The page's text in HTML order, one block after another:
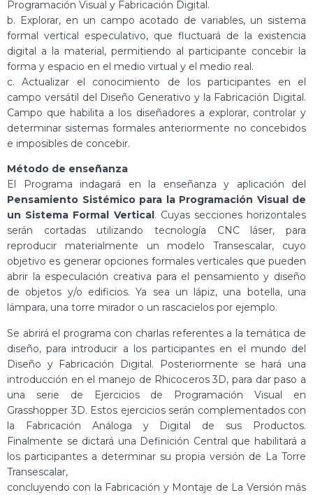
Programación Visual y Fabricación Digital.
b. Explorar, en un campo acotado de variables, un sistema
formal vertical especulativo, que fluctuará de la existencia
digital a la material, permitiendo al participante concebir la
forma y espacio en el medio virtual y el medio real.
c. Actualizar el conocimiento de los participantes en el
campo versátil del Diseño Generativo y la Fabricación Digital.
Campo que habilita a los diseñadores a explorar, controlar y
determinar sistemas formales anteriormente no concebidos
e imposibles de concebir.
Método de enseñanza
El Programa indagará en la enseñanza y aplicación del
Pensamiento Sistémico para la Programación Visual de
un Sistema Formal Vertical . Cuyas secciones horizontales
serán cortadas utilizando tecnología CNC láser, para
reproducir materialmente un modelo Transescalar, cuyo
objetivo es generar opciones formales verticales que pueden
abrir la especulación creativa para el pensamiento y diseño
de objetos y/o edificios. Ya sea un lápiz, una botella, una
lámpara, una torre mirador o un rascacielos por ejemplo.
Se abrirá el programa con charlas referentes a la temática de
diseño, para introducir a los participantes en el mundo del
Diseño y Fabricación Digital. Posteriormente se hará una
introducción en el manejo de Rhicoceros 3D, para dar paso a
una serie de Ejercicios de Programación Visual en
Grasshopper 3D. Estos ejercicios serán complementados con
la Fabricación Análoga y Digital de sus Productos.
Finalmente se dictará una Definición Central que habilitará a
los participantes a determinar su propia versión de La Torre
Transescalar,
concluyendo con la Fabricación y Montaje de La Versión más